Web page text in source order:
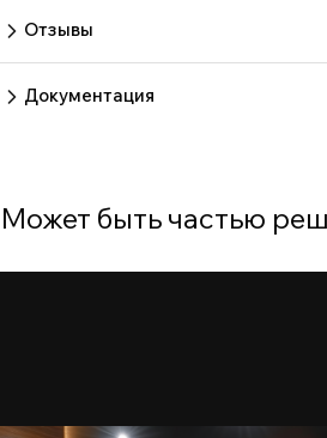
Отзывы
Документация
Может быть частью